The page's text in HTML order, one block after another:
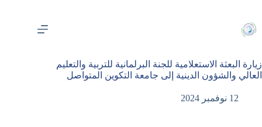
المحتوى
زيارة البعثة الاستعلامية للجنة البرلمانية للتربية والتعليم
العالي والشؤون الدينية إلى جامعة التكوين المتواصل
12 نوفمبر 2024